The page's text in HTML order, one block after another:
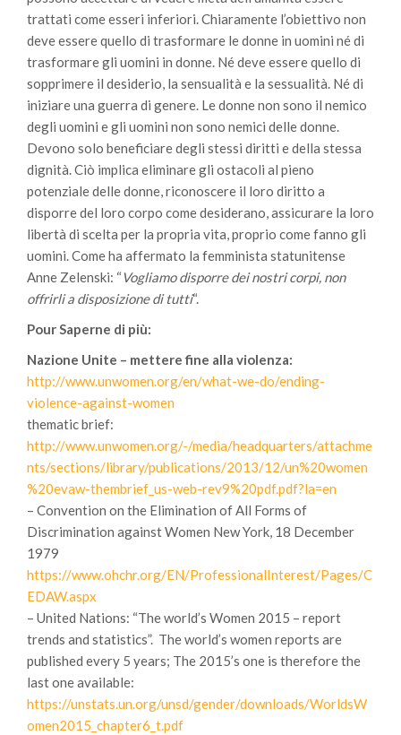
trattati come esseri inferiori. Chiaramente l’obiettivo non
deve essere quello di trasformare le donne in uomini né di
trasformare gli uomini in donne. Né deve essere quello di
sopprimere il desiderio, la sensualità e la sessualità. Né di
iniziare una guerra di genere. Le donne non sono il nemico
degli uomini e gli uomini non sono nemici delle donne.
Devono solo beneficiare degli stessi diritti e della stessa
dignità. Ciò implica eliminare gli ostacoli al pieno
potenziale delle donne, riconoscere il loro diritto a
disporre del loro corpo come desiderano, assicurare la loro
libertà di scelta per la propria vita, proprio come fanno gli
uomini. Come ha affermato la femminista statunitense
Anne Zelenski: “ Vogliamo disporre dei nostri corpi, non
offrirli a disposizione di tutti“.
Pour Saperne di più:
Nazione Unite – mettere fine alla violenza:
http://www.unwomen.org/en/what-we-do/ending-
violence-against-women
thematic brief:
http://www.unwomen.org/-/media/headquarters/attachme
nts/sections/library/publications/2013/12/un%20women
%20evaw-thembrief_us-web-rev9%20pdf.pdf?la=en
– Convention on the Elimination of All Forms of
Discrimination against Women New York, 18 December
1979
https://www.ohchr.org/EN/ProfessionalInterest/Pages/C
EDAW.aspx
– United Nations: “The world’s Women 2015 – report
trends and statistics”. The world’s women reports are
published every 5 years; The 2015’s one is therefore the
last one available:
https://unstats.un.org/unsd/gender/downloads/WorldsW
omen2015_chapter6_t.pdf